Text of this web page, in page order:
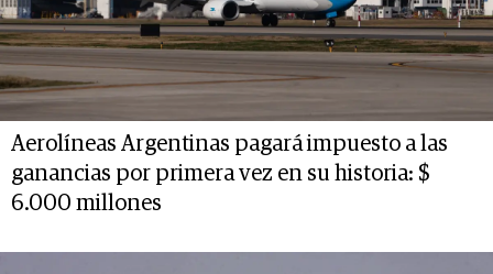
Aerolíneas Argentinas pagará impuesto a las
ganancias por primera vez en su historia: $
6.000 millones